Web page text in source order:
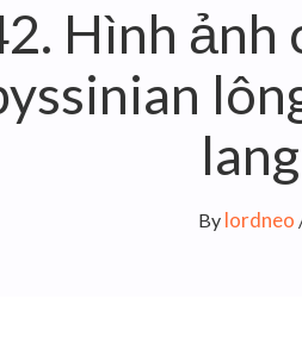
Hình ảnh
By lordneo